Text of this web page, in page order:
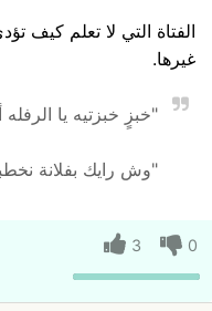
الفتاة التي لا تعلم كيف
غيرها.
"خبزٍ خبزتيه يا الرفله
"وش رايك بفلانة
0
3